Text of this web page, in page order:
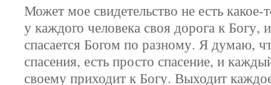
Может мое свидетельство не есть какое-
у каждого человека своя дорога к Богу,
спасается Богом по разному. Я думаю,
спасения, есть просто спасение, и
своему приходит к Богу. Выходит